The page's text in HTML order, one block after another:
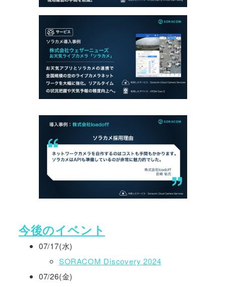
今後のイベント
07/17(水)
SORACOM Discovery 2024
07/26(金)